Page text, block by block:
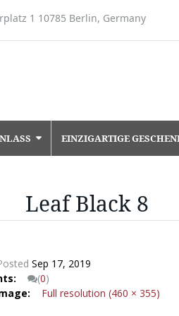
1 10785 Berlin, Germany
EINZIGARTIGE
Leaf Black 8
Sep 17, 2019
(0)
Full resolution (460 × 355)